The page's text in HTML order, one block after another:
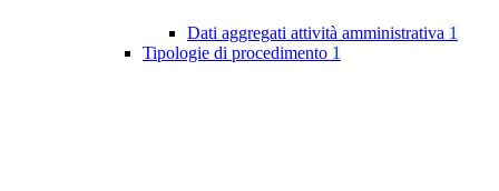
Dati aggregati attività amministrativa 1
Tipologie di procedimento 1